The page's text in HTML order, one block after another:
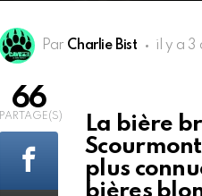
Par Charlie Bist il y a 3
La bière
plus
bières
66
PARTAGE(S)